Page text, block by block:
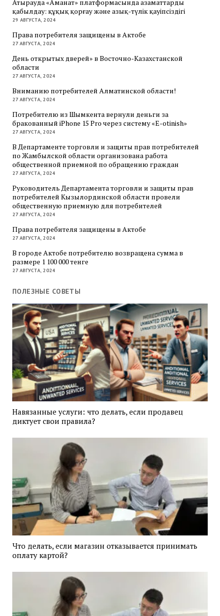
Атырауда «Аманат» платформасында азаматтарды
қабылдау: құқық қорғау және азық-түлік қауіпсіздігі
29 АВГУСТА, 2024
Права потребителя защищены в Актобе
27 АВГУСТА, 2024
День открытых дверей» в Восточно-Казахстанской
области
27 АВГУСТА, 2024
Вниманию потребителей Алматинской области!
27 АВГУСТА, 2024
Потребителю из Шымкента вернули деньги за
бракованный iPhone 15 Pro через систему «E-otinish»
27 АВГУСТА, 2024
В Департаменте торговли и защиты прав потребителей
по Жамбылской области организована работа
общественной приемной по обращению граждан
27 АВГУСТА, 2024
Руководитель Департамента торговли и защиты прав
потребителей Кызылординской области провели
общественную приемную для потребителей
27 АВГУСТА, 2024
Права потребителя защищены в Актобе
27 АВГУСТА, 2024
В городе Актобе потребителю возвращена сумма в
размере 1 100 000 тенге
27 АВГУСТА, 2024
ПОЛЕЗНЫЕ СОВЕТЫ
Навязанные услуги: что делать, если продавец
диктует свои правила?
Что делать, если магазин отказывается принимать
оплату картой?